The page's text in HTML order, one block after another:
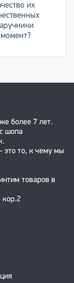
их
более 7 лет.
шопа
это то, к чему мы
товаров в
кор.2